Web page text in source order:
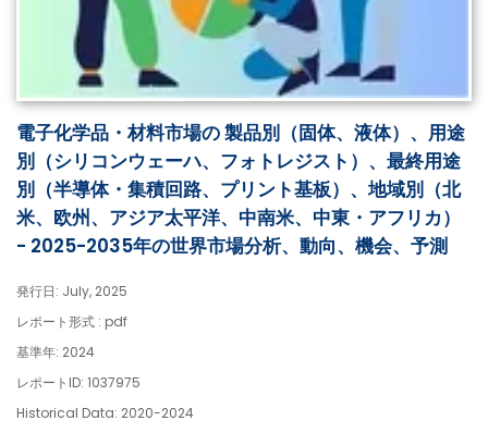
電子化学品・材料市場の 製品別（固体、液体）、用途
別（シリコンウェーハ、フォトレジスト）、最終用途
別（半導体・集積回路、プリント基板）、地域別（北
米、欧州、アジア太平洋、中南米、中東・アフリカ）
- 2025-2035年の世界市場分析、動向、機会、予測
発行日: July, 2025
レポート形式 : pdf
基準年: 2024
レポートID: 1037975
Historical Data: 2020-2024